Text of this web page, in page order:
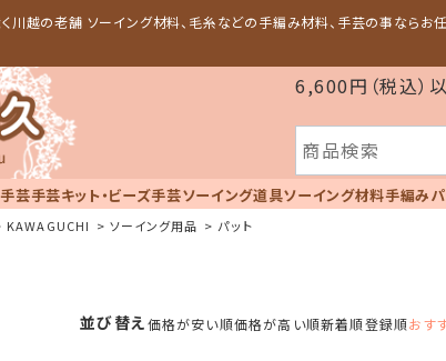
川越の老舗 ソーイング材料、毛糸などの手編み材料、手芸の事ならお
6,600円（税込）
手芸手芸キット・ビーズ手芸ソーイング道具ソーイング材料手編み
KAWAGUCHI ソーイング用品 パット
並び替え価格が安い順価格が高い順新着順登録順おす